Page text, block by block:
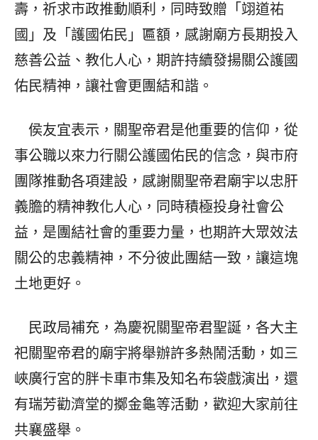
壽，祈求市政推動順利，同時致贈「翊道祐
國」及「護國佑民」匾額，感謝廟方長期投入
慈善公益、教化人心，期許持續發揚關公護國
佑民精神，讓社會更團結和諧。
侯友宜表示，關聖帝君是他重要的信仰，從
事公職以來力行關公護國佑民的信念，與市府
團隊推動各項建設，感謝關聖帝君廟宇以忠肝
義膽的精神教化人心，同時積極投身社會公
益，是團結社會的重要力量，也期許大眾效法
關公的忠義精神，不分彼此團結一致，讓這塊
土地更好。
民政局補充，為慶祝關聖帝君聖誕，各大主
祀關聖帝君的廟宇將舉辦許多熱鬧活動，如三
峽廣行宮的胖卡車市集及知名布袋戲演出，還
有瑞芳勸濟堂的擲金龜等活動，歡迎大家前往
共襄盛舉。